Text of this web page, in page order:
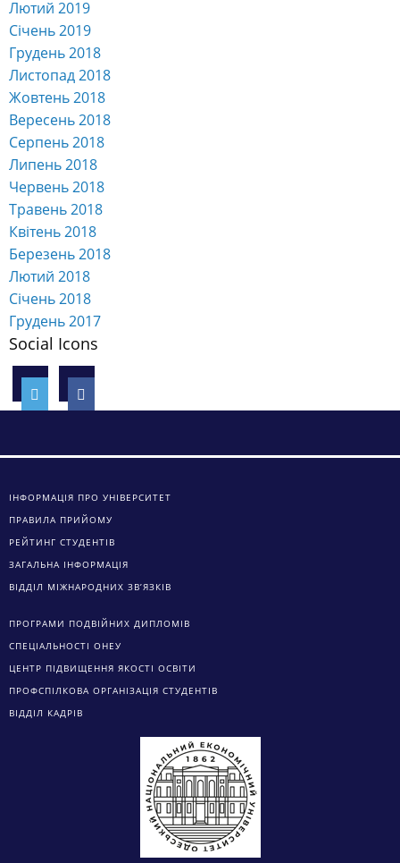
Грудень 2018
Листопад 2018
Жовтень 2018
Вересень 2018
Серпень 2018
Липень 2018
Червень 2018
Травень 2018
Квітень 2018
Березень 2018
Лютий 2018
Січень 2018
Грудень 2017
Social Icons
ІНФОРМАЦІЯ ПРО УНІВЕРСИТЕТ
РЕЙТИНГ СТУДЕНТІВ
ЗАГАЛЬНА ІНФОРМАЦІЯ
ВІДДІЛ МІЖНАРОДНИХ ЗВ’ЯЗКІВ
ПРОГРАМИ ПОДВІЙНИХ ДИПЛОМІВ
ЦЕНТР ПІДВИЩЕННЯ ЯКОСТІ ОСВІТИ
ПРОФСПІЛКОВА ОРГАНІЗАЦІЯ СТУДЕНТІВ
ВІДДІЛ КАДРІВ
EDUCATION.UA — ОСВІТА В УКРАЇНІ